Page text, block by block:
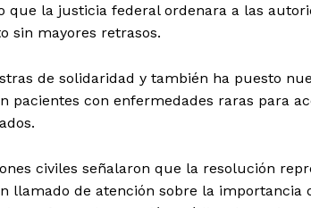
que la justicia federal ordenara a las
sin mayores retrasos.
de solidaridad y también ha puesto
pacientes con enfermedades raras para
civiles señalaron que la resolución
llamado de atención sobre la importancia